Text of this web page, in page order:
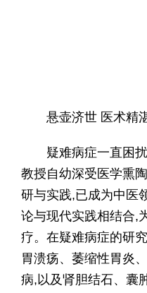
悬壶济世 医术精
疑难病症一直困
教授自幼深受医学熏
研与实践,已成为中医
论与现代实践相结合,
疗。在疑难病症的研
胃溃疡、萎缩性胃炎
病,以及肾胆结石、囊